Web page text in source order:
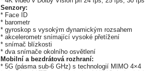
Senzory:
* Face ID
* barometr
* gyroskop s vysokým dynamickým rozsahem
* akcelerometr snímající vysoké přetížení
* snímač blízkosti
* dva snímače okolního osvětlení
Mobilní a bezdrátová rozhraní:
* 5G (pásma sub-6 GHz) s technologií MIMO 4×4